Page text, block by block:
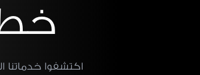
اكتشفوا